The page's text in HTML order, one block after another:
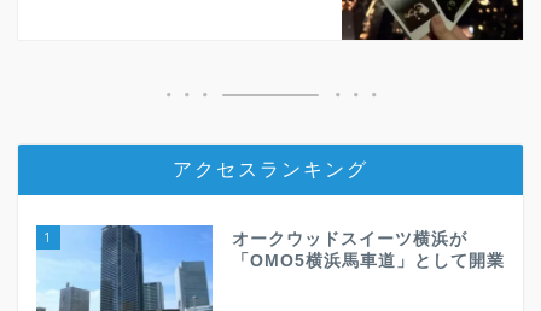
アクセスランキング
1
オークウッドスイーツ横浜が
「OMO5横浜馬車道」として開業